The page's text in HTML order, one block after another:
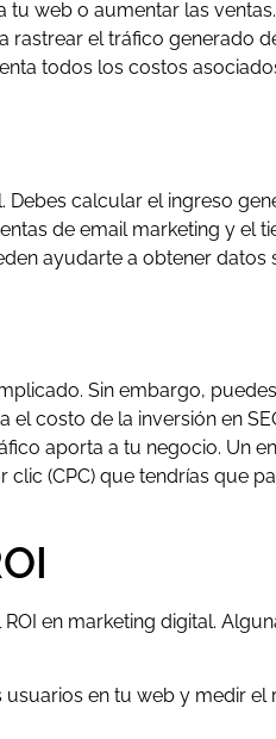
web o aumentar las
rastrear el tráfico generado
todos los costos
Debes calcular el ingreso
de email marketing y el
ayudarte a obtener datos
Sin embargo,
el costo de la inversión en
aporta a tu negocio. Un
(CPC) que tendrías que
en marketing digital.
en tu web y medir el